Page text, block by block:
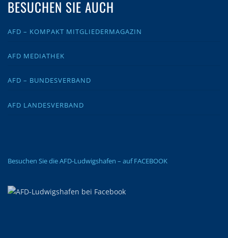
BESUCHEN SIE AUCH
AFD – KOMPAKT MITGLIEDERMAGAZIN
AFD MEDIATHEK
AFD – BUNDESVERBAND
AFD LANDESVERBAND
Besuchen Sie die AFD-Ludwigshafen – auf FACEBOOK